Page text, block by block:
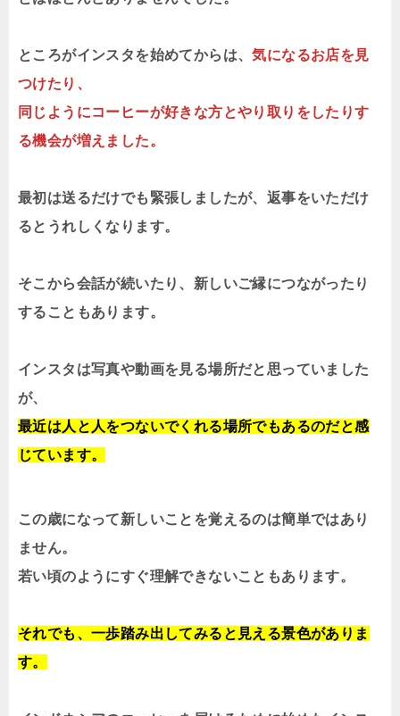
ところがインスタを始めてからは、気になるお店を見
つけたり、
同じようにコーヒーが好きな方とやり取りをしたりす
る機会が増えました。
最初は送るだけでも緊張しましたが、返事をいただけ
るとうれしくなります。
そこから会話が続いたり、新しいご縁につながったり
することもあります。
インスタは写真や動画を見る場所だと思っていました
が、
最近は人と人をつないでくれる場所でもあるのだと感
じています。
この歳になって新しいことを覚えるのは簡単ではあり
ません。
若い頃のようにすぐ理解できないこともあります。
それでも、一歩踏み出してみると見える景色がありま
す。